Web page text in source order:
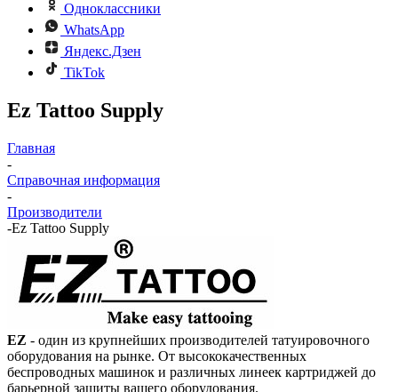
Одноклассники
WhatsApp
Яндекс.Дзен
TikTok
Ez Tattoo Supply
Главная
-
Справочная информация
-
Производители
-Ez Tattoo Supply
EZ - один из крупнейших производителей татуировочного
оборудования на рынке. От высококачественных
беспроводных машинок и различных линеек картриджей до
барьерной защиты вашего оборудования.